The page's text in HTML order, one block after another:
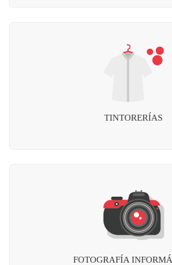
TINTORERÍAS
FOTOGRAFÍA